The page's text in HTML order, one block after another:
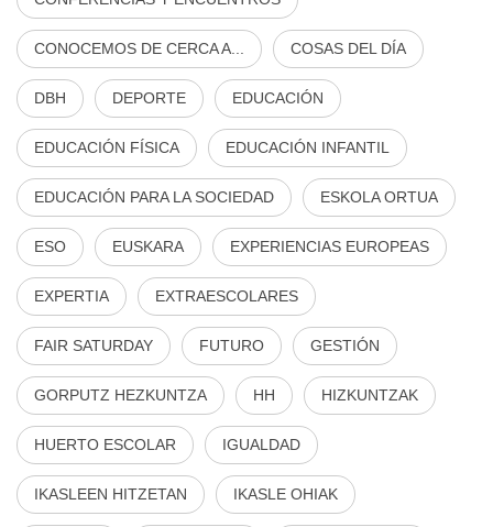
CONOCEMOS DE CERCA A... COSAS DEL DÍA
DBH DEPORTE EDUCACIÓN
EDUCACIÓN FÍSICA EDUCACIÓN INFANTIL
EDUCACIÓN PARA LA SOCIEDAD ESKOLA ORTUA
ESO EUSKARA EXPERIENCIAS EUROPEAS
EXPERTIA EXTRAESCOLARES
FAIR SATURDAY FUTURO GESTIÓN
GORPUTZ HEZKUNTZA HH HIZKUNTZAK
HUERTO ESCOLAR IGUALDAD
IKASLEEN HITZETAN IKASLE OHIAK